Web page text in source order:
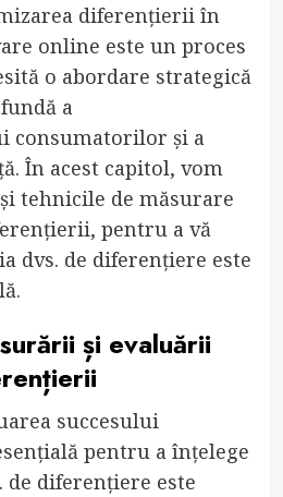
diferențierii în
online este un proces
o abordare strategică
a
consumatorilor și a
În acest capitol, vom
tehnicile de măsurare
pentru a vă
dvs. de diferențiere este
și evaluării
succesului
pentru a înțelege
de diferențiere este